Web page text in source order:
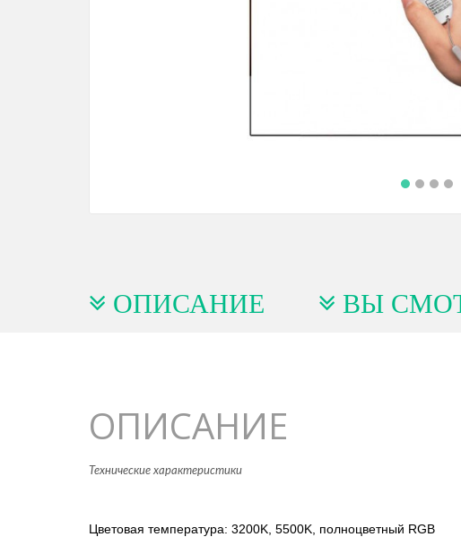
ОПИСАНИЕ ВЫ
ОПИСАНИЕ
Технические характеристики
Цветовая температура: 3200K, 5500K, полноцветный RGB